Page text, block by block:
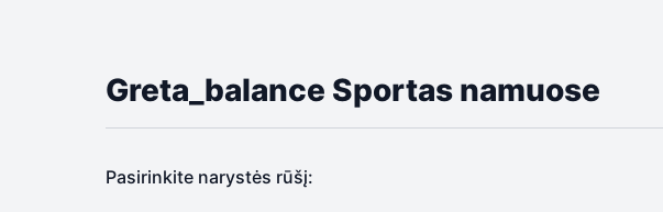
Greta_balance Sportas namuose
Pasirinkite narystės rūšį: